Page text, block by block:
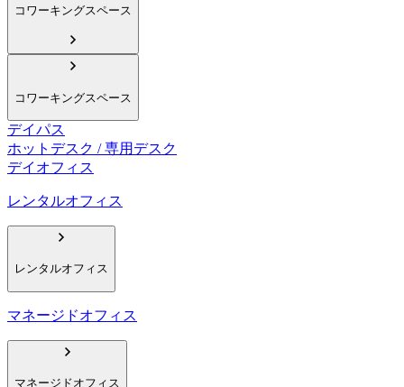
コワーキングスペース
コワーキングスペース
デイパス
ホットデスク / 専用デスク
デイオフィス
レンタルオフィス
レンタルオフィス
マネージドオフィス
マネージドオフィス